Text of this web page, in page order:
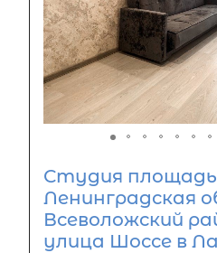
Студия
Ленинградская
Всеволожский
улица Шоссе в